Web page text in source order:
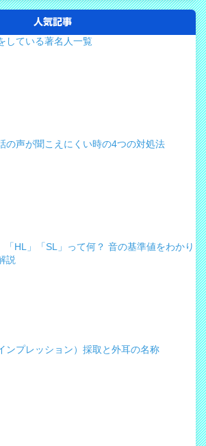
人気記事
している著名人一覧
の声が聞こえにくい時の4つの対処法
「HL」「SL」って何？ 音の基準値をわかり
説
ンプレッション）採取と外耳の名称